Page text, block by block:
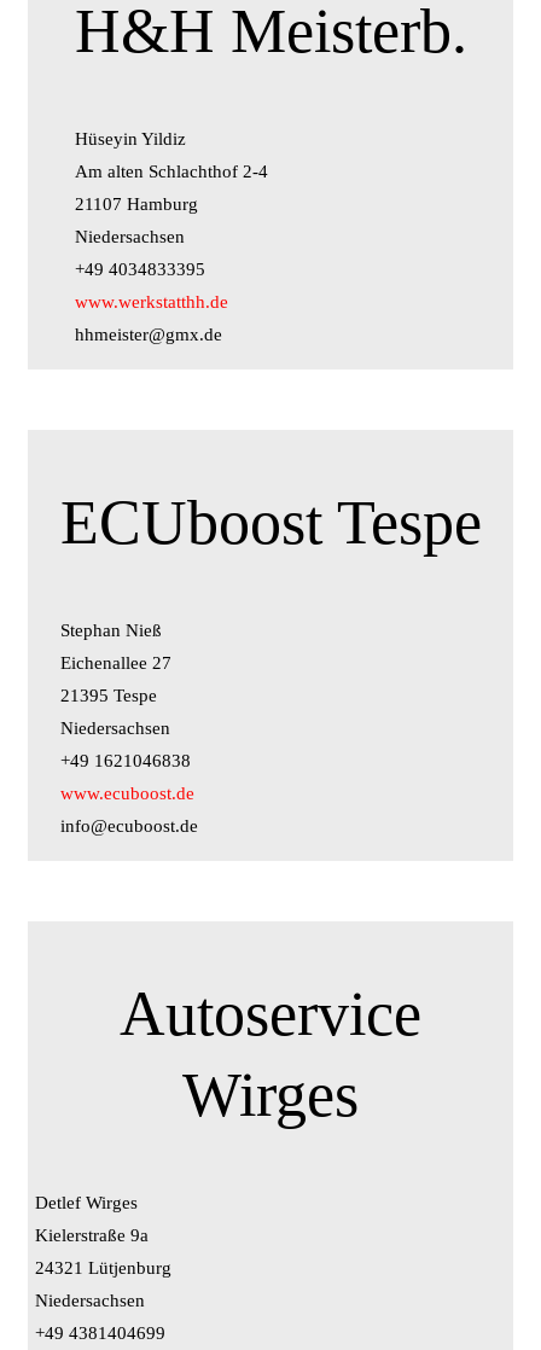
H&H Meisterb.
Hüseyin Yildiz
Am alten Schlachthof 2-4
21107 Hamburg
Niedersachsen
+49 4034833395
www.werkstatthh.de
hhmeister@gmx.de
ECUboost Tespe
Stephan Nieß
Eichenallee 27
21395 Tespe
Niedersachsen
+49 1621046838
www.ecuboost.de
info@ecuboost.de
Autoservice
Wirges
Detlef Wirges
Kielerstraße 9a
24321 Lütjenburg
Niedersachsen
+49 4381404699